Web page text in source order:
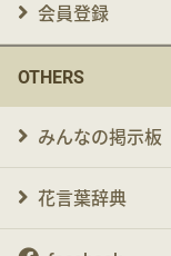
会員登録
OTHERS
みんなの掲示板
花言葉辞典